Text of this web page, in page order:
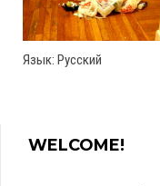
Язык: Русский
WELCOME!